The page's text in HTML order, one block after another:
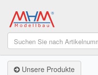
SHOP
Unsere Produkte
Unsere Produkte